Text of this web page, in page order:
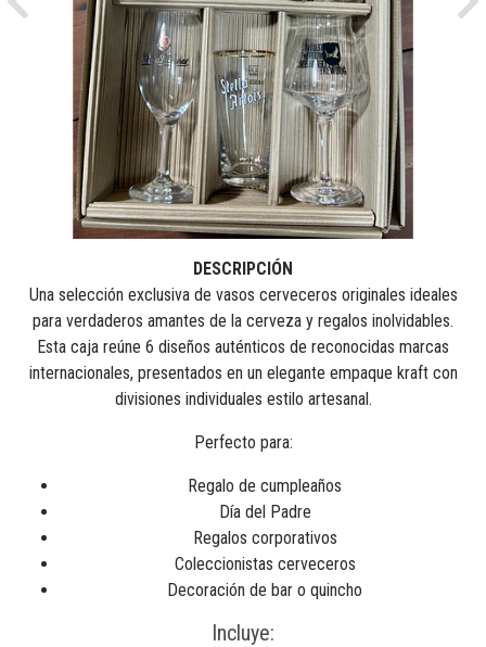
Previous
DESCRIPCIÓN
Una selección exclusiva de vasos cerveceros originales ideales
para verdaderos amantes de la cerveza y regalos inolvidables.
Esta caja reúne 6 diseños auténticos de reconocidas marcas
internacionales, presentados en un elegante empaque kraft con
divisiones individuales estilo artesanal.
Perfecto para:
Regalo de cumpleaños
Día del Padre
Regalos corporativos
Coleccionistas cerveceros
Decoración de bar o quincho
Incluye: